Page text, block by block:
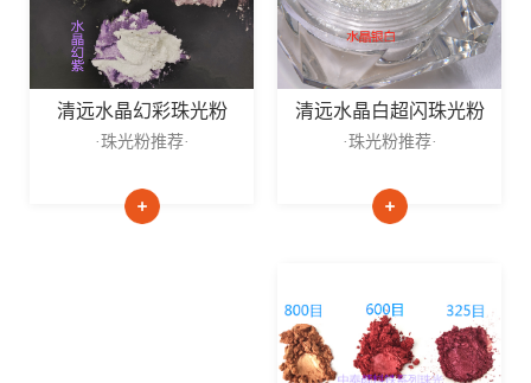
清远水晶幻彩珠光粉
·珠光粉推荐·
清远水晶白超闪珠光粉
·珠光粉推荐·